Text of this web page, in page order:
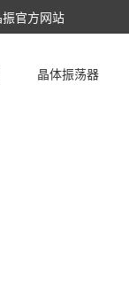
官方网站
晶体振荡器